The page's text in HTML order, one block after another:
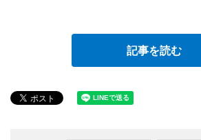
記事を読む